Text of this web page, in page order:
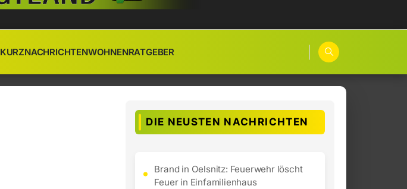
KURZNACHRICHTENWOHNENRATGEBER
DIE NEUSTEN NACHRICHTEN
Brand in Oelsnitz: Feuerwehr löscht
Feuer in Einfamilienhaus